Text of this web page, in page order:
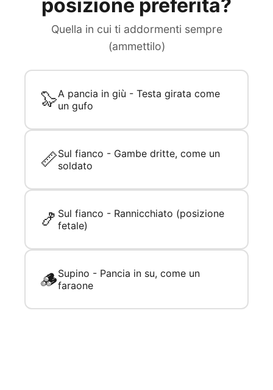
posizione preferita?
Quella in cui ti addormenti sempre
(ammettilo)
🦭A pancia in giù - Testa girata come
un gufo
📏Sul fianco - Gambe dritte, come un
soldato
🍤 Sul fianco - Rannicchiato (posizione
fetale)
🪵Supino - Pancia in su, come un
faraone